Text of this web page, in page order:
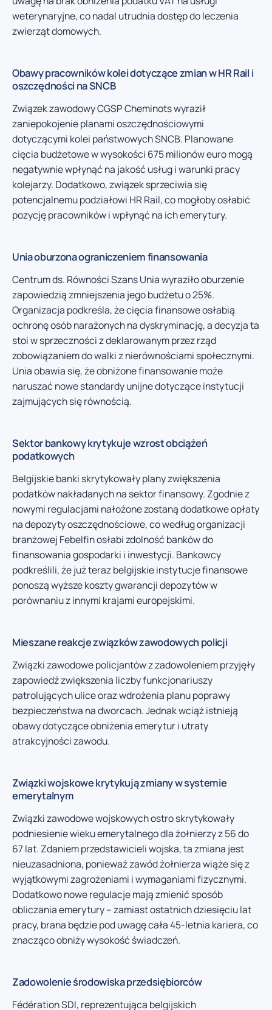
weterynaryjne, co nadal utrudnia dostęp do leczenia
zwierząt domowych.
Obawy pracowników kolei dotyczące zmian w HR Rail i
oszczędności na SNCB
Związek zawodowy CGSP Cheminots wyraził
zaniepokojenie planami oszczędnościowymi
dotyczącymi kolei państwowych SNCB. Planowane
cięcia budżetowe w wysokości 675 milionów euro mogą
negatywnie wpłynąć na jakość usług i warunki pracy
kolejarzy. Dodatkowo, związek sprzeciwia się
potencjalnemu podziałowi HR Rail, co mogłoby osłabić
pozycję pracowników i wpłynąć na ich emerytury.
Unia oburzona ograniczeniem finansowania
Centrum ds. Równości Szans Unia wyraziło oburzenie
zapowiedzią zmniejszenia jego budżetu o 25%.
Organizacja podkreśla, że cięcia finansowe osłabią
ochronę osób narażonych na dyskryminację, a decyzja ta
stoi w sprzeczności z deklarowanym przez rząd
zobowiązaniem do walki z nierównościami społecznymi.
Unia obawia się, że obniżone finansowanie może
naruszać nowe standardy unijne dotyczące instytucji
zajmujących się równością.
Sektor bankowy krytykuje wzrost obciążeń
podatkowych
Belgijskie banki skrytykowały plany zwiększenia
podatków nakładanych na sektor finansowy. Zgodnie z
nowymi regulacjami nałożone zostaną dodatkowe opłaty
na depozyty oszczędnościowe, co według organizacji
branżowej Febelfin osłabi zdolność banków do
finansowania gospodarki i inwestycji. Bankowcy
podkreślili, że już teraz belgijskie instytucje finansowe
ponoszą wyższe koszty gwarancji depozytów w
porównaniu z innymi krajami europejskimi.
Mieszane reakcje związków zawodowych policji
Związki zawodowe policjantów z zadowoleniem przyjęły
zapowiedź zwiększenia liczby funkcjonariuszy
patrolujących ulice oraz wdrożenia planu poprawy
bezpieczeństwa na dworcach. Jednak wciąż istnieją
obawy dotyczące obniżenia emerytur i utraty
atrakcyjności zawodu.
Związki wojskowe krytykują zmiany w systemie
emerytalnym
Związki zawodowe wojskowych ostro skrytykowały
podniesienie wieku emerytalnego dla żołnierzy z 56 do
67 lat. Zdaniem przedstawicieli wojska, ta zmiana jest
nieuzasadniona, ponieważ zawód żołnierza wiąże się z
wyjątkowymi zagrożeniami i wymaganiami fizycznymi.
Dodatkowo nowe regulacje mają zmienić sposób
obliczania emerytury – zamiast ostatnich dziesięciu lat
pracy, brana będzie pod uwagę cała 45-letnia kariera, co
znacząco obniży wysokość świadczeń.
Zadowolenie środowiska przedsiębiorców
Fédération SDI, reprezentująca belgijskich